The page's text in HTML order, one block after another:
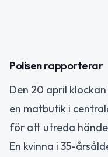
Polisen rapporterar
Den 20 april
en matbutik i
för att utreda
En kvinna i 35-